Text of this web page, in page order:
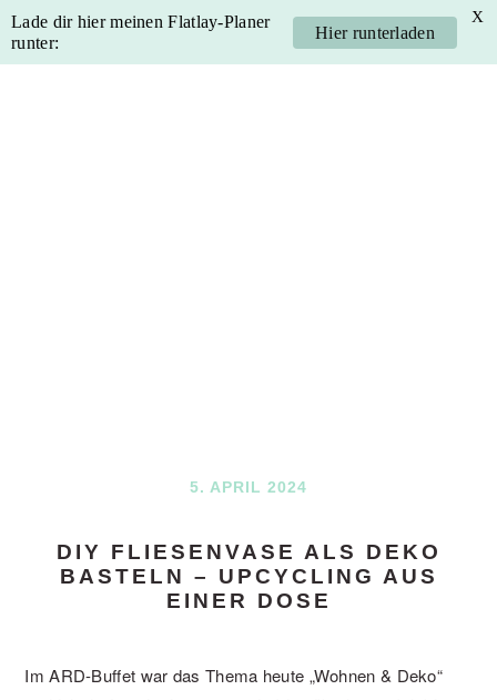
Skip
Skip
Skip
Skip
5. APRIL 2024
DIY FLIESENVASE ALS DEKO
BASTELN – UPCYCLING AUS
EINER DOSE
Im ARD-Buffet war das Thema heute „Wohnen & Deko“
Lade dir hier meinen Flatlay-Planer
runter:
Hier runterladen
X